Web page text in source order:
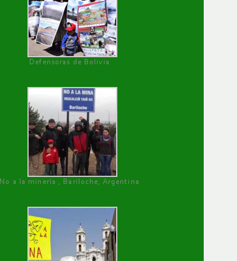
Defensoras de Bolivia
No a la minería , Bariloche, Argentina